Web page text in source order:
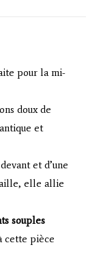
pour la mi-
doux de
et
et d’une
elle allie
souples
cette pièce